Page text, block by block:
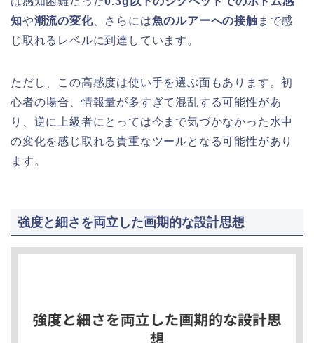
知や潮流の変化、さらには魚のルアーへの接触 まで感
じ取れるレベルに到達しています。
ただし、この高感度は使い手を選ぶ面もあります。初
心者の場合、情報量が多すぎて混乱する可能性があ
り、逆に上級者にとっては今まで気づかなかった水中
の変化を感じ取れる貴重なツールとなる可能性があり
ます。
強度と細さを両立した画期的な設計思想